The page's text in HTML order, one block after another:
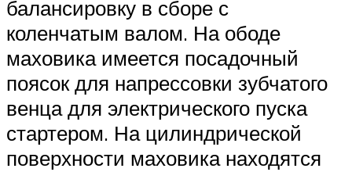
балансировку в сборе с
коленчатым валом. На ободе
маховика имеется посадочный
поясок для напрессовки зубчатого
венца для электрического пуска
стартером. На цилиндрической
поверхности маховика находятся